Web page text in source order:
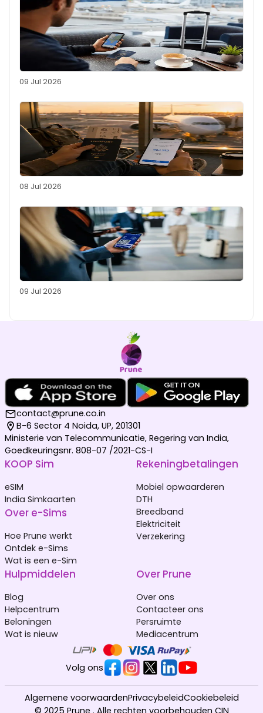
09 Jul 2026
08 Jul 2026
09 Jul 2026
contact@prune.co.in
B-6 Sector 4 Noida, UP, 201301
Ministerie van Telecommunicatie, Regering van India,
Goedkeuringsnr. 808-07 /2021-CS-I
KOOP Sim
eSIM
India Simkaarten
Over e-Sims
Hoe Prune werkt
Ontdek e-Sims
Wat is een e-Sim
Rekeningbetalingen
Mobiel opwaarderen
DTH
Breedband
Elektriciteit
Verzekering
Hulpmiddelen
Blog
Helpcentrum
Beloningen
Wat is nieuw
Over Prune
Over ons
Contacteer ons
Persruimte
Mediacentrum
Volg ons
© 2025 Prune . Alle rechten voorbehouden CIN
Algemene voorwaardenPrivacybeleidCookiebeleid